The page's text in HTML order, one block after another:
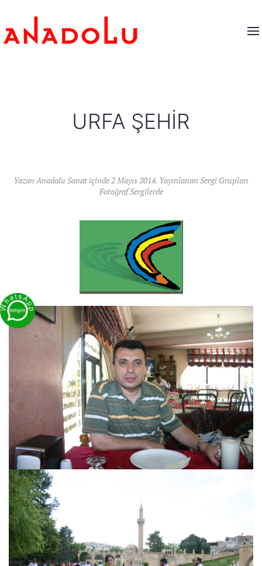
URFA ŞEHIR
YazanAnadolu Sanat içinde2 Mayıs 2014. Yayınlanan Sergi Grupları
Fotoğraf Sergilerde